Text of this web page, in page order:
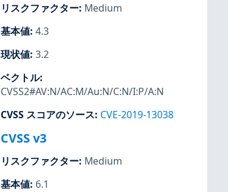
リスクファクター: Medium
基本値: 4.3
現状値: 3.2
ベクトル:
CVSS2#AV:N/AC:M/Au:N/C:N/I:P/A:N
CVSS スコアのソース: CVE-2019-13038
CVSS v3
リスクファクター: Medium
基本値: 6.1